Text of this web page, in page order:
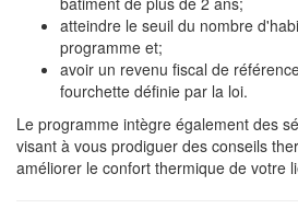
atteindre le seuil du nombre
programme et;
avoir un revenu fiscal de
fourchette définie par la loi.
Le programme intègre également des
visant à vous prodiguer des conseils
améliorer le confort thermique de votre